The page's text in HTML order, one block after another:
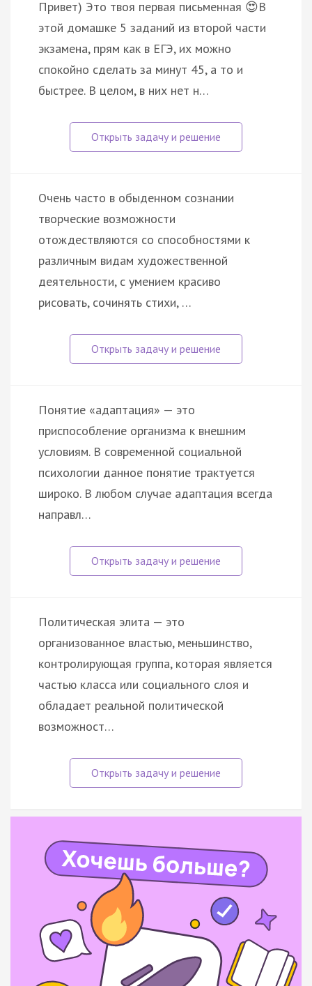
Привет) Это твоя первая письменная 😍В
этой домашке 5 заданий из второй части
экзамена, прям как в ЕГЭ, их можно
спокойно сделать за минут 45, а то и
быстрее. В целом, в них нет н…
Очень часто в обыденном сознании
творческие возможности
отождествляются со способностями к
различным видам художественной
деятельности, с умением красиво
рисовать, сочинять стихи, …
Понятие «адаптация» — это
приспособление организма к внешним
условиям. В современной социальной
психологии данное понятие трактуется
широко. В любом случае адаптация всегда
направл…
Политическая элита — это
организованное властью, меньшинство,
контролирующая группа, которая является
частью класса или социального слоя и
обладает реальной политической
возможност…